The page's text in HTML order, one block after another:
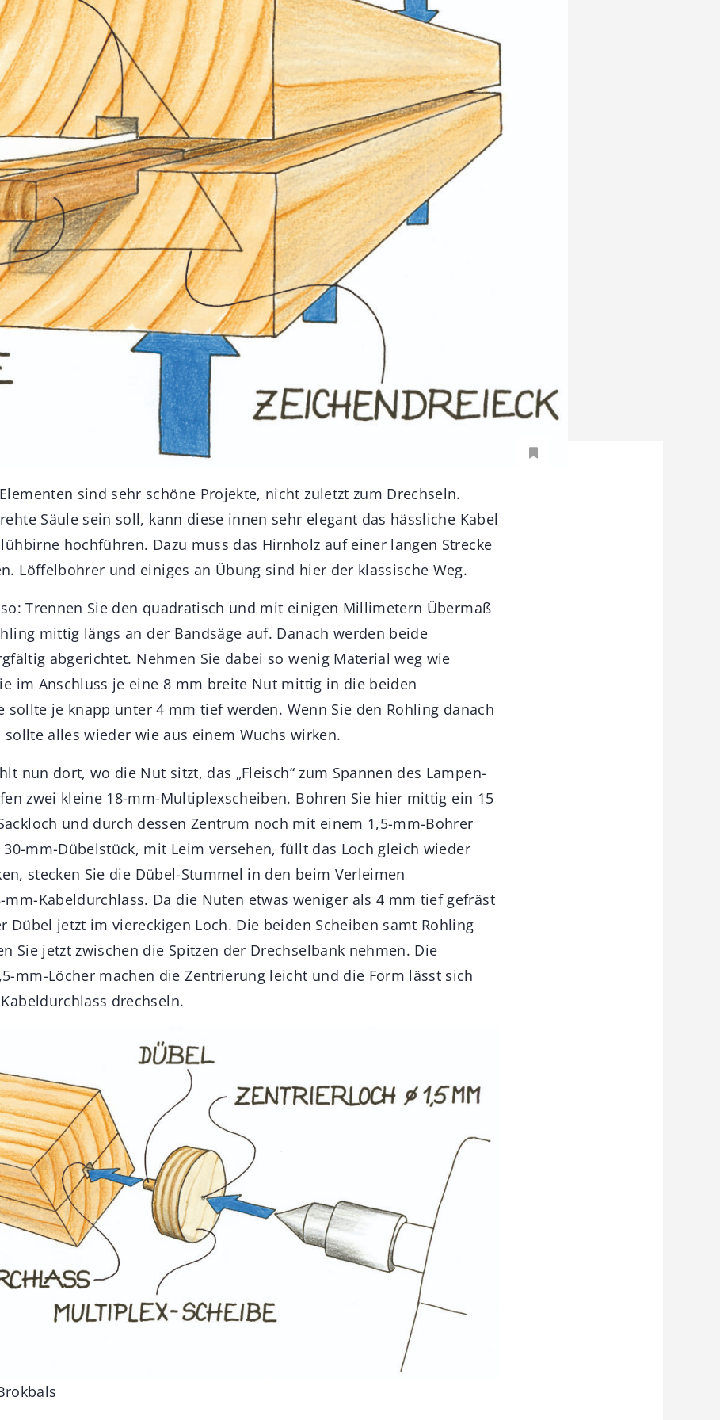
sind sehr schöne Projekte, nicht zuletzt zum Drechseln.
Säule sein soll, kann diese innen sehr elegant das hässliche Kabel
hochführen. Dazu muss das Hirnholz auf einer langen Strecke
Löffelbohrer und einiges an Übung sind hier der klassische Weg.
Trennen Sie den quadratisch und mit einigen Millimetern Übermaß
mittig längs an der Bandsäge auf. Danach werden beide
abgerichtet. Nehmen Sie dabei so wenig Material weg wie
im Anschluss je eine 8 mm breite Nut mittig in die beiden
sollte je knapp unter 4 mm tief werden. Wenn Sie den Rohling danach
alles wieder wie aus einem Wuchs wirken.
nun dort, wo die Nut sitzt, das „Fleisch“ zum Spannen des Lampen-
zwei kleine 18-mm-Multiplexscheiben. Bohren Sie hier mittig ein 15
und durch dessen Zentrum noch mit einem 1,5-mm-Bohrer
30-mm-Dübelstück, mit Leim versehen, füllt das Loch gleich wieder
stecken Sie die Dübel-Stummel in den beim Verleimen
mm-Kabeldurchlass. Da die Nuten etwas weniger als 4 mm tief gefräst
Dübel jetzt im viereckigen Loch. Die beiden Scheiben samt Rohling
Sie jetzt zwischen die Spitzen der Drechselbank nehmen. Die
mm-Löcher machen die Zentrierung leicht und die Form lässt sich
drechseln.